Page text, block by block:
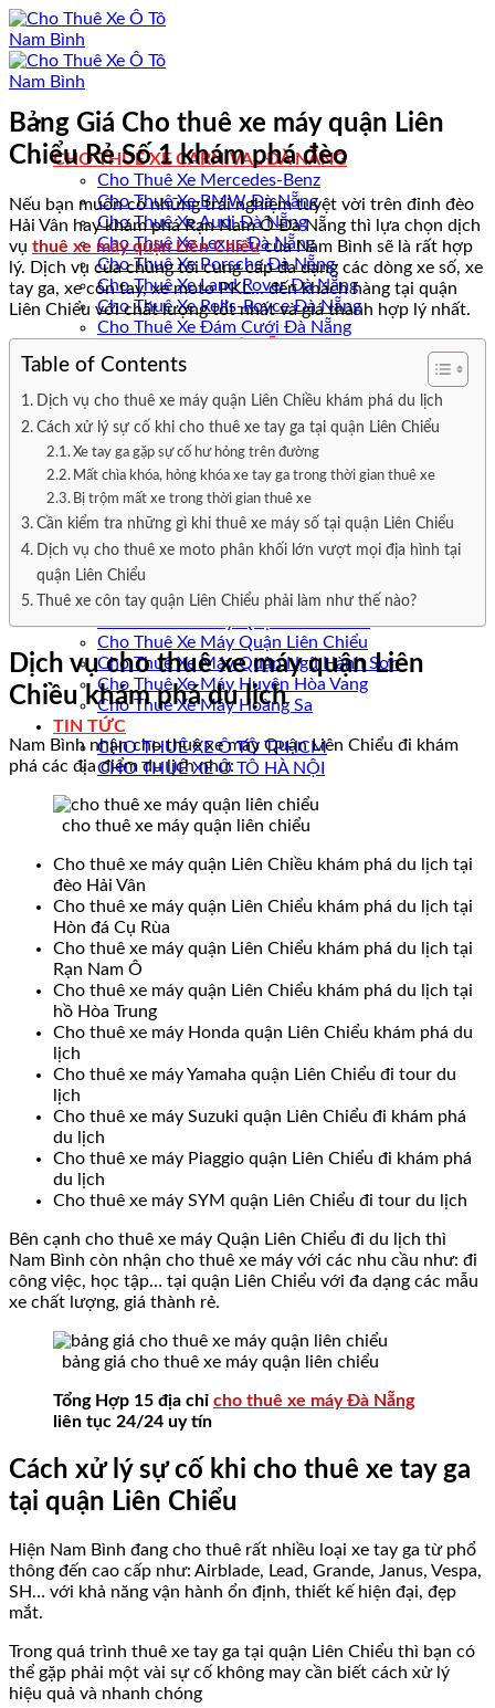
Bỏ
qua
nội
dung
CHO THUÊ XE CARNIVAL ĐÀ NẴNG
Cho Thuê Xe Mercedes-Benz
Cho Thuê Xe BMW Đà Nẵng
Cho Thuê Xe Audi Đà Nẵng
Cho Thuê Xe Lexus Đà Nẵng
Cho Thuê Xe Porsche Đà Nẵng
Cho Thuê Xe Land Rover Đà Nẵng
Cho Thuê Xe Rolls-Royce Đà Nẵng
Cho Thuê Xe Đám Cưới Đà Nẵng
Cho Thuê Xe Ô Tô Quận Sơn Trà
Cho Thuê Xe Ô Tô Quận Hải Châu
Cho Thuê Xe Ô Tô Quận Cẩm Lệ
Cho Thuê Xe Ô Tô Quận Thanh Khê
Cho Thuê Xe Ô Tô Quận Ngũ Hành Sơn
Cho Thuê Xe Ô Tô Quận Liên Chiểu
Cho Thuê Xe Ô Tô Hòa Vang
Cho Thuê Xe Ô Tô Hoàng Sa
CHO THUÊ XE MÁY
Cho Thuê Xe Máy Quận Sơn Trà
Cho Thuê Xe Máy Quận Hải Châu
Cho Thuê Xe Máy Quận Cẩm Lệ
Cho Thuê Xe Máy Quận Liên Chiểu
Cho Thuê Xe Máy Quận Ngũ Hành Sơn
Cho Thuê Xe Máy Huyện Hòa Vang
Cho Thuê Xe Máy Hoàng Sa
TIN TỨC
CHO THUÊ XE Ô TÔ TPHCM
CHO THUÊ XE Ô TÔ HÀ NỘI
Bảng Giá Cho thuê xe máy quận Liên
Chiểu Rẻ Số 1 khám phá đèo
Nếu bạn muốn có những trải nghiệm tuyệt vời trên đỉnh đèo
Hải Vân hay khám phá Rạn Nam Ô Đà Nẵng thì lựa chọn dịch
vụ thuê xe máy quận Liên Chiểucủa Nam Bình sẽ là rất hợp
lý. Dịch vụ của chúng tôi cung cấp đa dạng các dòng xe số, xe
tay ga, xe côn tay, xe moto PKL… đến khách hàng tại quận
Liên Chiểu với chất lượng tốt nhất và giá thành hợp lý nhất.
Table of Contents
Dịch vụ cho thuê xe máy quận Liên Chiều khám phá du lịch
Cách xử lý sự cố khi cho thuê xe tay ga tại quận Liên Chiểu
Xe tay ga gặp sự cố hư hỏng trên đường
Mất chìa khóa, hỏng khóa xe tay ga trong thời gian thuê xe
Bị trộm mất xe trong thời gian thuê xe
Cần kiểm tra những gì khi thuê xe máy số tại quận Liên Chiểu
Dịch vụ cho thuê xe moto phân khối lớn vượt mọi địa hình tại
quận Liên Chiểu
Thuê xe côn tay quận Liên Chiểu phải làm như thế nào?
Dịch vụ cho thuê xe máy quận Liên
Chiều khám phá du lịch
Nam Bình nhận cho thuê xe máy Quận Liên Chiểu đi khám
phá các địa điểm du lịch như:
cho thuê xe máy quận liên chiểu
Cho thuê xe máy quận Liên Chiều khám phá du lịch tại
đèo Hải Vân
Cho thuê xe máy quận Liên Chiểu khám phá du lịch tại
Hòn đá Cụ Rùa
Cho thuê xe máy quận Liên Chiểu khám phá du lịch tại
Rạn Nam Ô
Cho thuê xe máy quận Liên Chiểu khám phá du lịch tại
hồ Hòa Trung
Cho thuê xe máy Honda quận Liên Chiểu khám phá du
lịch
Cho thuê xe máy Yamaha quận Liên Chiểu đi tour du
lịch
Cho thuê xe máy Suzuki quận Liên Chiểu đi khám phá
du lịch
Cho thuê xe máy Piaggio quận Liên Chiểu đi khám phá
du lịch
Cho thuê xe máy SYM quận Liên Chiểu đi tour du lịch
Bên cạnh cho thuê xe máy Quận Liên Chiểu đi du lịch thì
Nam Bình còn nhận cho thuê xe máy với các nhu cầu như: đi
công việc, học tập… tại quận Liên Chiểu với đa dạng các mẫu
xe chất lượng, giá thành rẻ.
bảng giá cho thuê xe máy quận liên chiểu
Tổng Hợp 15 địa chỉ cho thuê xe máy Đà Nẵng
liên tục 24/24 uy tín
Cách xử lý sự cố khi cho thuê xe tay ga
tại quận Liên Chiểu
Hiện Nam Bình đang cho thuê rất nhiều loại xe tay ga từ phổ
thông đến cao cấp như: Airblade, Lead, Grande, Janus, Vespa,
SH… với khả năng vận hành ổn định, thiết kế hiện đại, đẹp
mắt.
Trong quá trình thuê xe tay ga tại quận Liên Chiểu thì bạn có
thể gặp phải một vài sự cố không may cần biết cách xử lý
hiệu quả và nhanh chóng